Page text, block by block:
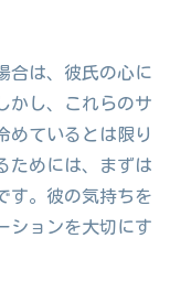
合は、彼氏の心に
かし、これらのサ
めているとは限り
ためには、まずは
す。彼の気持ちを
ションを大切にす